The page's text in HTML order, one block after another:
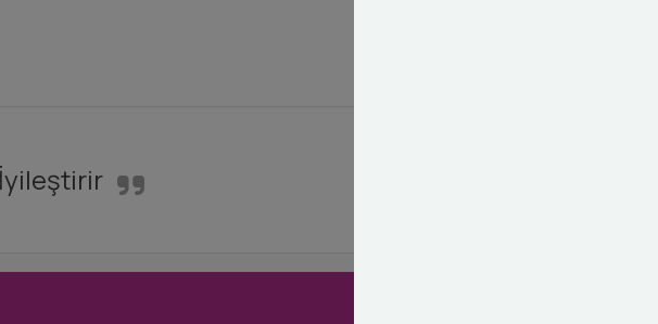
İyileştirir